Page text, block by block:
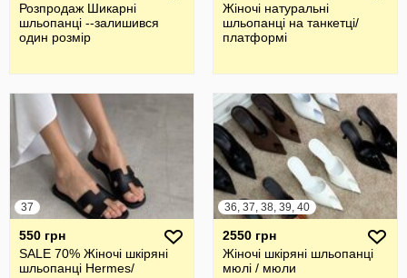
Розпродаж Шикарні
шльопанці --залишився
один розмір
Жіночі натуральні
шльопанці на танкетці/
платформі
37
550 грн
SALE 70% Жіночі шкіряні
шльопанці Hermes/
36, 37, 38, 39, 40
2550 грн
Жіночі шкіряні шльопанці
мюлі / мюли